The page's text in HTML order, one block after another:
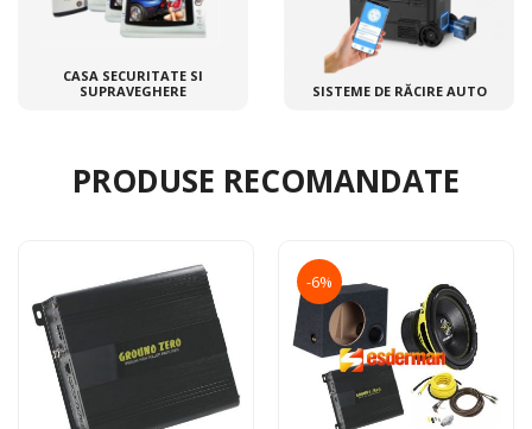
CASA SECURITATE SI
SUPRAVEGHERE
SISTEME DE RĂCIRE AUTO
PRODUSE RECOMANDATE
-6%